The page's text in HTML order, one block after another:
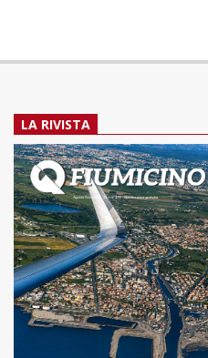
LA RIVISTA